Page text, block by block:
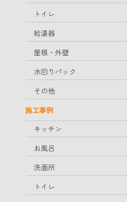
トイレ
給湯器
屋根・外壁
水回りパック
その他
施工事例
キッチン
お風呂
洗面所
トイレ